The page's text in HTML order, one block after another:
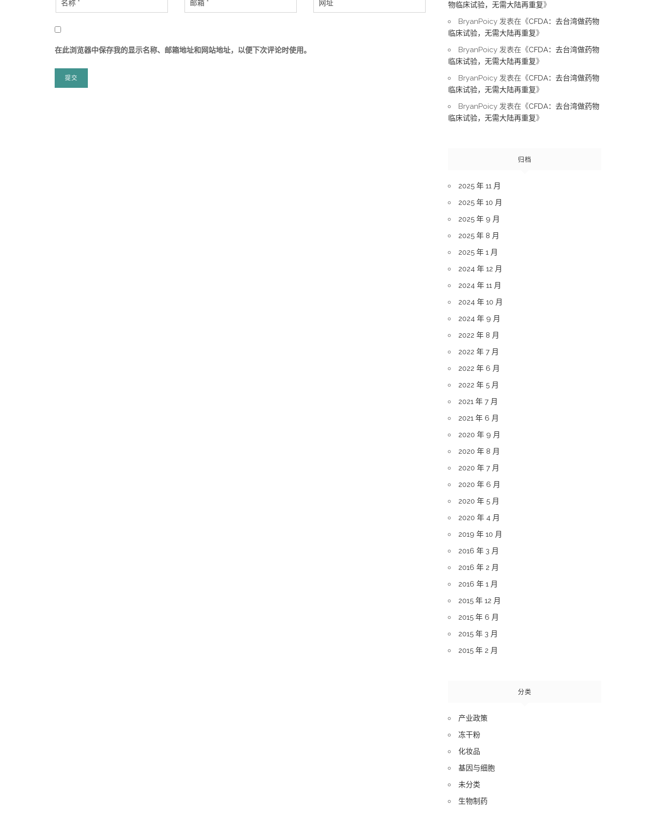
在此浏览器中保存我的显示名称、邮箱地址和网站地址，以便下次评论时使用。
物临床试验，无需大陆再重复》
BryanPoicy 发表在《CFDA：去台湾做药物
临床试验，无需大陆再重复》
BryanPoicy 发表在《CFDA：去台湾做药物
临床试验，无需大陆再重复》
BryanPoicy 发表在《CFDA：去台湾做药物
临床试验，无需大陆再重复》
BryanPoicy 发表在《CFDA：去台湾做药物
临床试验，无需大陆再重复》
归档
2025 年 11 月
2025 年 10 月
2025 年 9 月
2025 年 8 月
2025 年 1 月
2024 年 12 月
2024 年 11 月
2024 年 10 月
2024 年 9 月
2022 年 8 月
2022 年 7 月
2022 年 6 月
2022 年 5 月
2021 年 7 月
2021 年 6 月
2020 年 9 月
2020 年 8 月
2020 年 7 月
2020 年 6 月
2020 年 5 月
2020 年 4 月
2019 年 10 月
2016 年 3 月
2016 年 2 月
2016 年 1 月
2015 年 12 月
2015 年 6 月
2015 年 3 月
2015 年 2 月
分类
产业政策
冻干粉
化妆品
基因与细胞
未分类
生物制药